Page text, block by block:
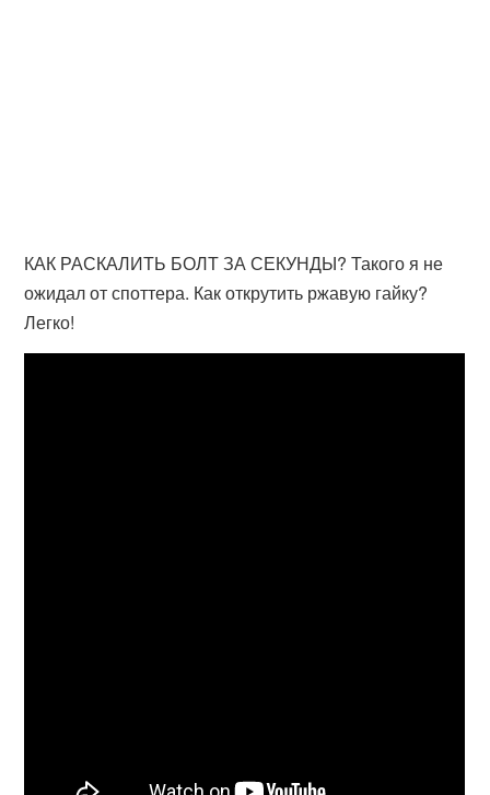
КАК РАСКАЛИТЬ БОЛТ ЗА СЕКУНДЫ? Такого я не
ожидал от споттера. Как открутить ржавую гайку?
Легко!